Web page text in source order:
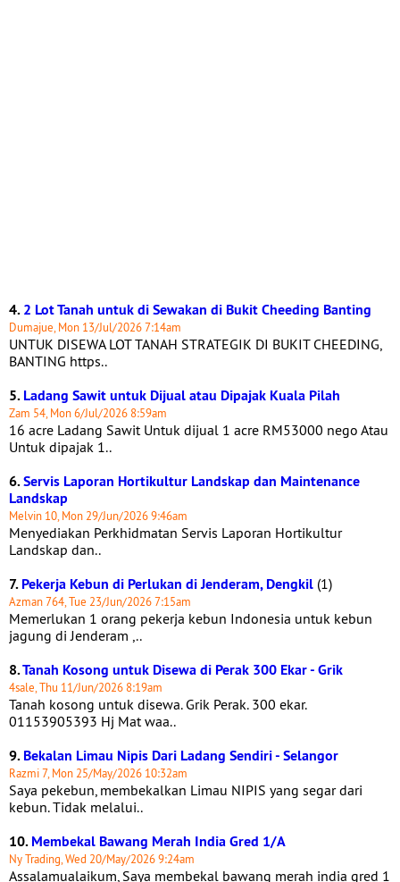
4.2 Lot Tanah untuk di Sewakan di Bukit Cheeding Banting
Dumajue, Mon 13/Jul/2026 7:14am
UNTUK DISEWA LOT TANAH STRATEGIK DI BUKIT CHEEDING,
BANTING https..
5.Ladang Sawit untuk Dijual atau Dipajak Kuala Pilah
Zam 54, Mon 6/Jul/2026 8:59am
16 acre Ladang Sawit Untuk dijual 1 acre RM53000 nego Atau
Untuk dipajak 1..
6.Servis Laporan Hortikultur Landskap dan Maintenance
Landskap
Melvin 10, Mon 29/Jun/2026 9:46am
Menyediakan Perkhidmatan Servis Laporan Hortikultur
Landskap dan..
7.Pekerja Kebun di Perlukan di Jenderam, Dengkil (1)
Azman 764, Tue 23/Jun/2026 7:15am
Memerlukan 1 orang pekerja kebun Indonesia untuk kebun
jagung di Jenderam ,..
8.Tanah Kosong untuk Disewa di Perak 300 Ekar - Grik
4sale, Thu 11/Jun/2026 8:19am
Tanah kosong untuk disewa. Grik Perak. 300 ekar.
01153905393 Hj Mat waa..
9.Bekalan Limau Nipis Dari Ladang Sendiri - Selangor
Razmi 7, Mon 25/May/2026 10:32am
Saya pekebun, membekalkan Limau NIPIS yang segar dari
kebun. Tidak melalui..
10.Membekal Bawang Merah India Gred 1/A
Ny Trading, Wed 20/May/2026 9:24am
Assalamualaikum, Saya membekal bawang merah india gred 1